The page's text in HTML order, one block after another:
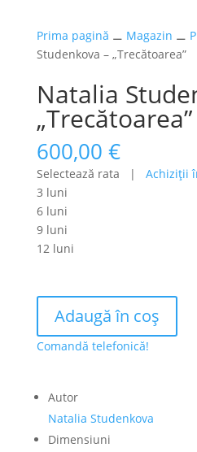
Prima pagină ⚊ Magazin ⚊
Studenkova – „Trecătoarea”
Natalia
„Trecătoarea”
600,00 €
Selectează rata | Achiziţii
3 luni
6 luni
9 luni
12 luni
Natalia
Studenkova
Adaugă în coș
Comandă telefonică!
Autor
Natalia Studenkova
Dimensiuni